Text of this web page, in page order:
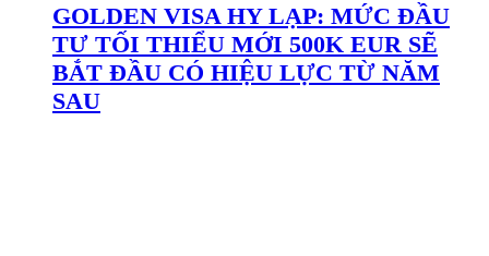
GOLDEN VISA HY LẠP: MỨC ĐẦU
TƯ TỐI THIỂU MỚI 500K EUR SẼ
BẮT ĐẦU CÓ HIỆU LỰC TỪ NĂM
SAU